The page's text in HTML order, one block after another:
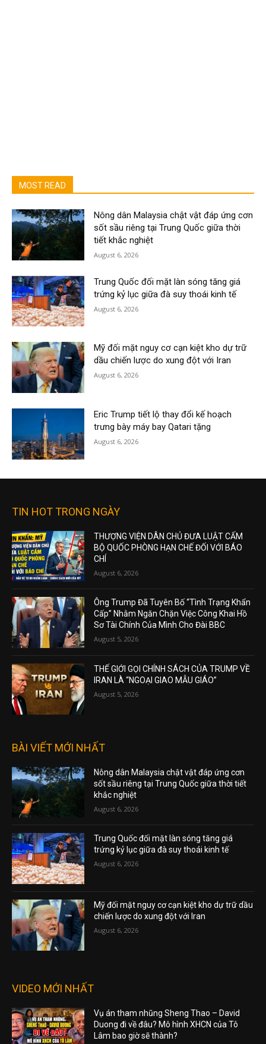
MOST READ
Nông dân Malaysia chật vật đáp ứng cơn
sốt sầu riêng tại Trung Quốc giữa thời
tiết khắc nghiệt
August 6, 2026
Trung Quốc đối mặt làn sóng tăng giá
trứng kỷ lục giữa đà suy thoái kinh tế
August 6, 2026
Mỹ đối mặt nguy cơ cạn kiệt kho dự trữ
dầu chiến lược do xung đột với Iran
August 6, 2026
Eric Trump tiết lộ thay đổi kế hoạch
trưng bày máy bay Qatari tặng
August 6, 2026
TIN HOT TRONG NGÀY
THƯỢNG VIỆN DÂN CHỦ ĐƯA LUẬT CẤM
BỘ QUỐC PHÒNG HẠN CHẾ ĐỐI VỚI BÁO
CHÍ
August 6, 2026
Ông Trump Đã Tuyên Bố “Tình Trạng Khẩn
Cấp” Nhằm Ngăn Chặn Việc Công Khai Hồ
Sơ Tài Chính Của Mình Cho Đài BBC
August 5, 2026
THẾ GIỚI GỌI CHÍNH SÁCH CỦA TRUMP VỀ
IRAN LÀ “NGOẠI GIAO MẪU GIÁO”
August 5, 2026
BÀI VIẾT MỚI NHẤT
Nông dân Malaysia chật vật đáp ứng cơn
sốt sầu riêng tại Trung Quốc giữa thời tiết
khắc nghiệt
August 6, 2026
Trung Quốc đối mặt làn sóng tăng giá
trứng kỷ lục giữa đà suy thoái kinh tế
August 6, 2026
Mỹ đối mặt nguy cơ cạn kiệt kho dự trữ dầu
chiến lược do xung đột với Iran
August 6, 2026
VIDEO MỚI NHẤT
Vụ án tham nhũng Sheng Thao – David
Duong đi về đâu? Mô hình XHCN của Tô
Lâm bao giờ sẽ thành?